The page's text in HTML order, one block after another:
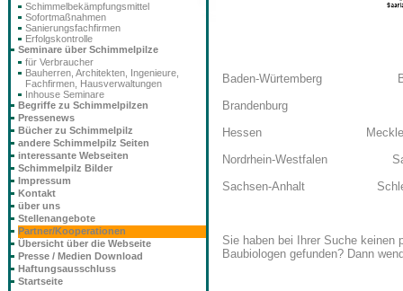
Baden-
Brandenburg
Hessen Mecklenburg-
Nordrhein-
Sachsen-Anhalt
Sie haben bei Ihrer Suche keinen
Baubiologen gefunden? Dann
Schimmelbekämpfungsmittel
Sofortmaßnahmen
Sanierungsfachfirmen
Erfolgskontrolle
Seminare über Schimmelpilze
für Verbraucher
Bauherren, Architekten, Ingenieure,
Fachfirmen, Hausverwaltungen
Inhouse Seminare
Begriffe zu Schimmelpilzen
Pressenews
Bücher zu Schimmelpilz
andere Schimmelpilz Seiten
interessante Webseiten
Schimmelpilz Bilder
Impressum
Kontakt
über uns
Stellenangebote
Partner/Kooperationen
Übersicht über die Webseite
Presse / Medien Download
Haftungsausschluss
Startseite